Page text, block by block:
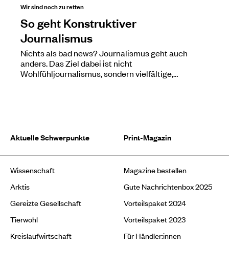
Wir sind noch zu retten
So geht Konstruktiver
Journalismus
Nichts als bad news? Journalismus geht auch
anders. Das Ziel dabei ist nicht
Wohlfühljournalismus, sondern vielfältige,…
Aktuelle Schwerpunkte
Wissenschaft
Arktis
Gereizte Gesellschaft
Tierwohl
Kreislaufwirtschaft
Print-Magazin
Magazine bestellen
Gute Nachrichtenbox 2025
Vorteilspaket 2024
Vorteilspaket 2023
Für Händler:innen